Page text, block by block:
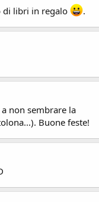
di libri in regalo
.
non sembrare la
Buone feste!